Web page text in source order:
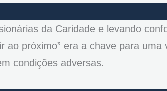
da Caridade e levando
ao próximo” era a chave para uma
condições adversas.